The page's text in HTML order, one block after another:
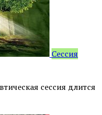
Сессия
сессия длится